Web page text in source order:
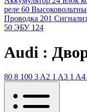
реле 60
Проводка 201
50 ЭБУ 124
Audi :
80 8 100 3 A2 1 A3 1 A4